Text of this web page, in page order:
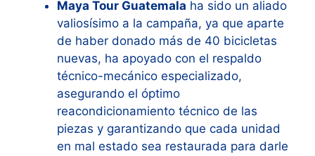
Maya Tour Guatemala ha sido un aliado
valiosísimo a la campaña, ya que aparte
de haber donado más de 40 bicicletas
nuevas, ha apoyado con el respaldo
técnico-mecánico especializado,
asegurando el óptimo
reacondicionamiento técnico de las
piezas y garantizando que cada unidad
en mal estado sea restaurada para darle